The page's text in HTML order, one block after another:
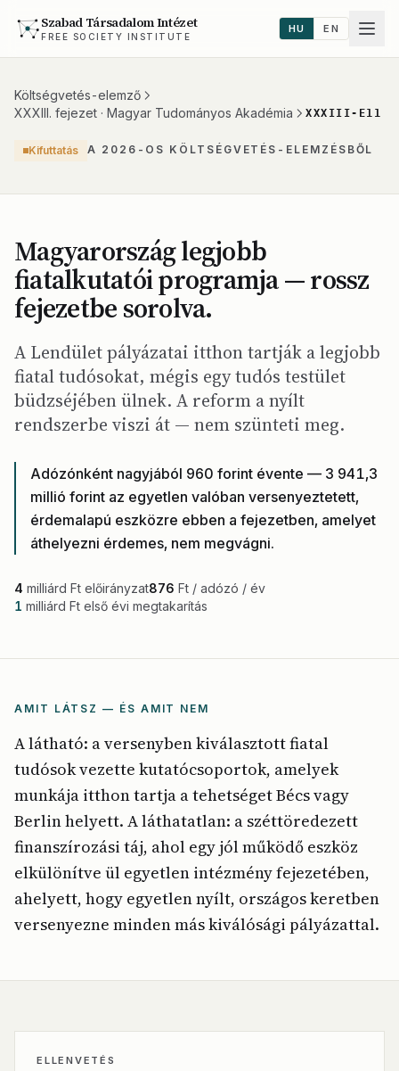
Szabad Társadalom Intézet
FREE SOCIETY INSTITUTE
HU EN
Költségvetés-elemző
XXXIII. fejezet · Magyar Tudományos Akadémia
XXXIII-E11
Kifuttatás A 2026-OS KÖLTSÉGVETÉS-ELEMZÉSBŐL
Magyarország legjobb
fiatalkutatói programja — rossz
fejezetbe sorolva.
A Lendület pályázatai itthon tartják a legjobb
fiatal tudósokat, mégis egy tudós testület
büdzséjében ülnek. A reform a nyílt
rendszerbe viszi át — nem szünteti meg.
Adózónként nagyjából 960 forint évente — 3 941,3
millió forint az egyetlen valóban versenyeztetett,
érdemalapú eszközre ebben a fejezetben, amelyet
áthelyezni érdemes, nem megvágni.
4 milliárd Ft előirányzat876 Ft / adózó / év
1 milliárd Ft első évi megtakarítás
AMIT LÁTSZ — ÉS AMIT NEM
A látható: a versenyben kiválasztott fiatal
tudósok vezette kutatócsoportok, amelyek
munkája itthon tartja a tehetséget Bécs vagy
Berlin helyett. A láthatatlan: a széttöredezett
finanszírozási táj, ahol egy jól működő eszköz
elkülönítve ül egyetlen intézmény fejezetében,
ahelyett, hogy egyetlen nyílt, országos keretben
versenyezne minden más kiválósági pályázattal.
ELLENVETÉS